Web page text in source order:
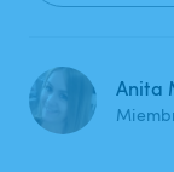
Anita